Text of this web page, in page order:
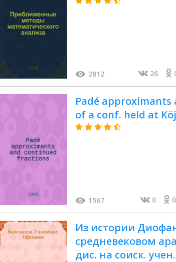
2812 26
Padé
of a conf. held at
1567 0 0
Из истории
средневековом
дис. на соиск.